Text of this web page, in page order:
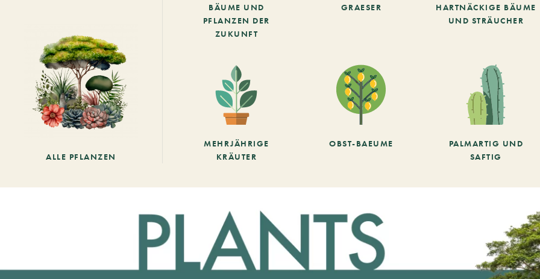
ALLE PFLANZEN
BÄUME UND
PFLANZEN DER
ZUKUNFT
GRAESER
HARTNÄCKIGE BÄUME
UND STRÄUCHER
MEHRJÄHRIGE
KRÄUTER
OBST-BAEUME
PALMARTIG UND
SAFTIG